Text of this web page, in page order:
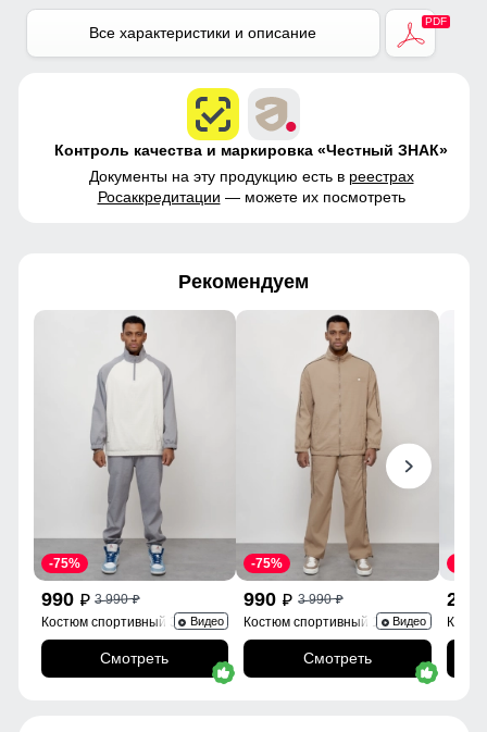
материалы
Все характеристики и описание
Контроль качества и маркировка «Честный ЗНАК»
Документы на эту продукцию есть в реестрах
Росаккредитации — можете их посмотреть
Рекомендуем
990 p 3 990p
-75%
Костюм спортивный 35021Sr
Видео
Смотреть
990 p 3 990p
-75%
Костюм спортивный 15020B
Видео
Смотреть
2